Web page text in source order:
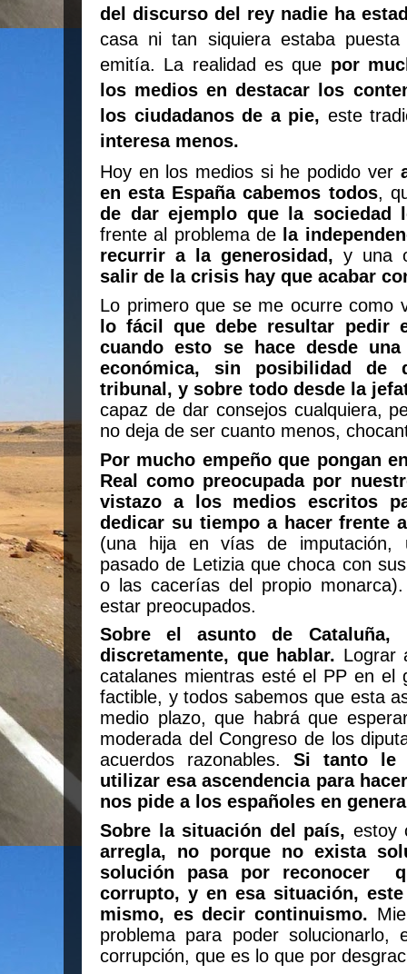
del discurso del rey nadie ha
casa ni tan siquiera estaba
emitía. La realidad es que por
los medios en destacar los
los ciudadanos de a pie, este
interesa menos.
Hoy en los medios si he podido ver
en esta España cabemos todos,
de dar ejemplo que la sociedad
frente al problema de la
recurrir a la generosidad, y una
salir de la crisis hay que acabar
Lo primero que se me ocurre como
lo fácil que debe resultar pedir
cuando esto se hace desde
económica, sin posibilidad
tribunal, y sobre todo desde la
capaz de dar consejos cualquiera,
no deja de ser cuanto menos,
Por mucho empeño que pongan
Real como preocupada por
vistazo a los medios escritos
dedicar su tiempo a hacer frente
(una hija en vías de imputación,
pasado de Letizia que choca con
o las cacerías del propio
estar preocupados.
Sobre el asunto de
discretamente, que hablar. Lograr
catalanes mientras esté el PP en el
factible, y todos sabemos que esta
medio plazo, que habrá que
moderada del Congreso de los
acuerdos razonables. Si tanto le
utilizar esa ascendencia para
nos pide a los españoles en
Sobre la situación del país, estoy
arregla, no porque no exista
solución pasa por reconocer
corrupto, y en esa situación,
mismo, es decir continuismo.
problema para poder solucionarlo,
corrupción, que es lo que por